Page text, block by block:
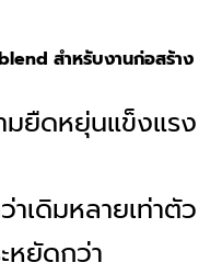
สำหรับงานก่อสร้าง
มยืดหยุ่นแข็งแรง
าเดิมหลายเท่าตัว
หยัดกว่า